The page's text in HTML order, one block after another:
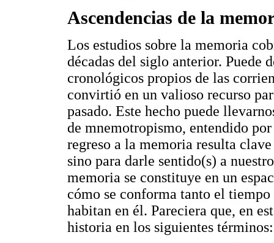
Ascendencias de la
Los estudios sobre la memoria
décadas del siglo anterior. Puede
cronológicos propios de las
convirtió en un valioso recurso
pasado. Este hecho puede
de mnemotropismo, entendido
regreso a la memoria resulta
sino para darle sentido(s) a
memoria se constituye en un
cómo se conforma tanto el
habitan en él. Pareciera que, en
historia en los siguientes términos: